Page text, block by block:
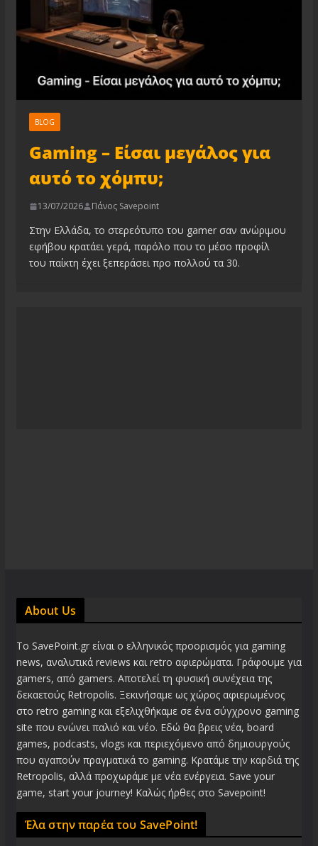
BLOG
Gaming – Είσαι μεγάλος για
αυτό το χόμπυ;
13/07/2026 Πάνος Savepoint
Στην Ελλάδα, το στερεότυπο του gamer σαν ανώριμου
εφήβου κρατάει γερά, παρόλο που το μέσο προφίλ
του παίκτη έχει ξεπεράσει προ πολλού τα 30.
About Us
Το SavePoint.gr είναι ο ελληνικός προορισμός για gaming
news, αναλυτικά reviews και retro αφιερώματα. Γράφουμε για
gamers, από gamers. Αποτελεί τη φυσική συνέχεια της
δεκαετούς Retropolis. Ξεκινήσαμε ως χώρος αφιερωμένος
στο retro gaming και εξελιχθήκαμε σε ένα σύγχρονο gaming
site που ενώνει παλιό και νέο. Εδώ θα βρεις νέα, board
games, podcasts, vlogs και περιεχόμενο από δημιουργούς
που αγαπούν πραγματικά το gaming. Κρατάμε την καρδιά της
Retropolis, αλλά προχωράμε με νέα ενέργεια. Save your
game, start your journey! Καλώς ήρθες στο Savepoint!
Έλα στην παρέα του SavePoint!